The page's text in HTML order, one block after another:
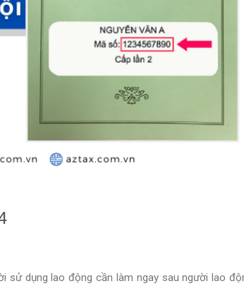
sử dụng lao động cần làm ngay sau người lao